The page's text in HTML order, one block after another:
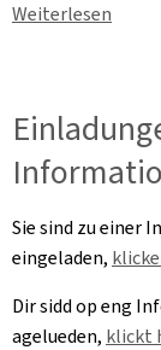
Weiterlesen
Sie sind zu einer
eingeladen,
Dir sidd op eng
agelueden, klickt